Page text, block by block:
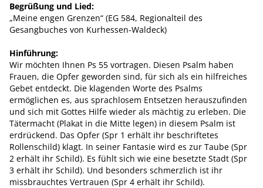
Begrüßung und Lied:
„Meine engen Grenzen“ (EG 584, Regionalteil des
Gesangbuches von Kurhessen-Waldeck)
Hinführung:
Wir möchten Ihnen Ps 55 vortragen. Diesen Psalm haben
Frauen, die Opfer geworden sind, für sich als ein hilfreiches
Gebet entdeckt. Die klagenden Worte des Psalms
ermöglichen es, aus sprachlosem Entsetzen herauszufinden
und sich mit Gottes Hilfe wieder als mächtig zu erleben. Die
Tätermacht (Plakat in die Mitte legen) in diesem Psalm ist
erdrückend. Das Opfer (Spr 1 erhält ihr beschriftetes
Rollenschild) klagt. In seiner Fantasie wird es zur Taube (Spr
2 erhält ihr Schild). Es fühlt sich wie eine besetzte Stadt (Spr
3 erhält ihr Schild). Und besonders schmerzlich ist ihr
missbrauchtes Vertrauen (Spr 4 erhält ihr Schild).